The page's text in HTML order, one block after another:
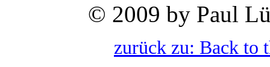
© 2009 by Paul
zurück zu: Back to